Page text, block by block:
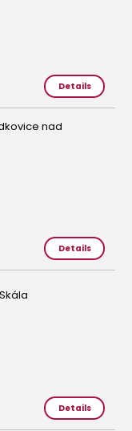
Details
nad
Details
Details